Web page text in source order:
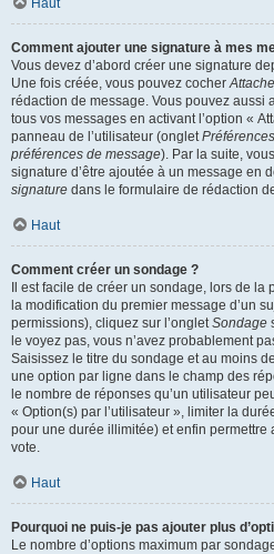
Haut
Comment ajouter une signature à mes
Vous devez d’abord créer une signature
Une fois créée, vous pouvez cocher
rédaction de message. Vous pouvez aussi
tous vos messages en activant l’option «
panneau de l’utilisateur (onglet
préférences de message). Par la suite,
signature d’être ajoutée à un message en
signature dans le formulaire de rédaction
Haut
Comment créer un sondage ?
Il est facile de créer un sondage, lors de
la modification du premier message d’un
permissions), cliquez sur l’ongletSondage
le voyez pas, vous n’avez probablement
Saisissez le titre du sondage et au moins
une option par ligne dans le champ des
le nombre de réponses qu’un utilisateur
« Option(s) par l’utilisateur », limiter la
pour une durée illimitée) et enfin
vote.
Haut
Pourquoi ne puis-je pas ajouter plus
Le nombre d’options maximum par